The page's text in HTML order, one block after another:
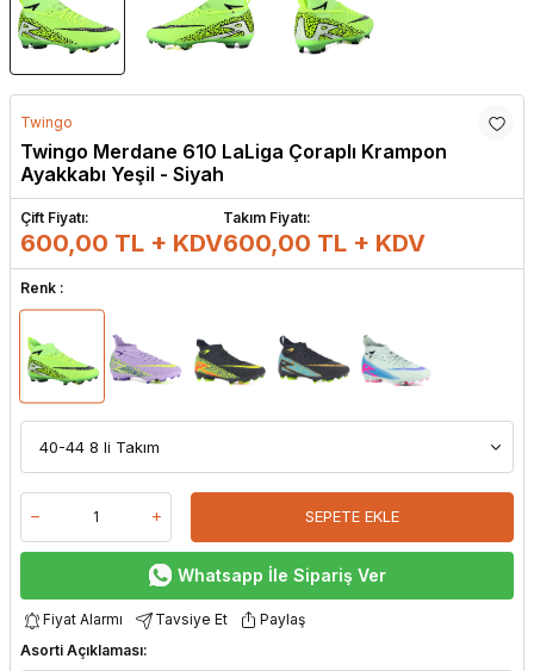
Twingo
Twingo Merdane 610 LaLiga Çoraplı Krampon
Ayakkabı Yeşil - Siyah
Çift Fiyatı:
600,00 TL + KDV
Takım Fiyatı:
600,00 TL + KDV
Renk :
SEPETE EKLE
Whatsapp İle Sipariş Ver
Fiyat Alarmı Tavsiye Et
Paylaş
Asorti Açıklaması: